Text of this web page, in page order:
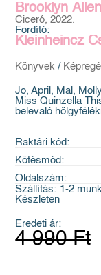
Brooklyn Allen
Shannon
Ciceró, 2022.
Fordító:
Kleinheincz
Könyvek /
Jo, April, Mal,
Miss Quinzella
belevaló
Raktári kód:
Kötésmód:
Oldalszám:
Szállítás: 1-2
Készleten
Eredeti ár:
4 990 Ft